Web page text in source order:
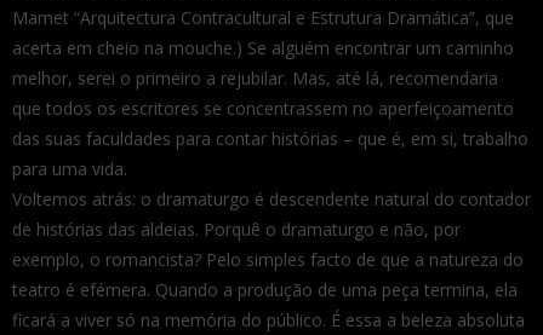
Mamet “Arquitectura Contracultural e Estrutura Dramática”, que
acerta em cheio na mouche.) Se alguém encontrar um caminho
melhor, serei o primeiro a rejubilar. Mas, até lá, recomendaria
que todos os escritores se concentrassem no aperfeiçoamento
das suas faculdades para contar histórias – que é, em si, trabalho
para uma vida.
Voltemos atrás: o dramaturgo é descendente natural do contador
de histórias das aldeias. Porquê o dramaturgo e não, por
exemplo, o romancista? Pelo simples facto de que a natureza do
teatro é efémera. Quando a produção de uma peça termina, ela
ficará a viver só na memória do público. É essa a beleza absoluta